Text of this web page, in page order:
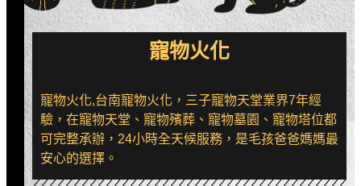
寵物火化
寵物火化,台南寵物火化，三子寵物天堂業界7年經
驗，在寵物天堂、寵物殯葬、寵物墓園、寵物塔位都
可完整承辦，24小時全天候服務，是毛孩爸爸媽媽最
安心的選擇。